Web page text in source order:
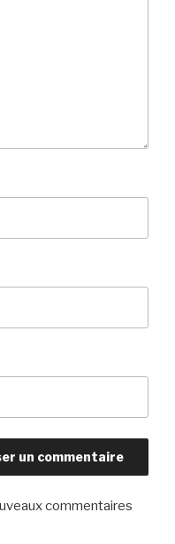
commentaires